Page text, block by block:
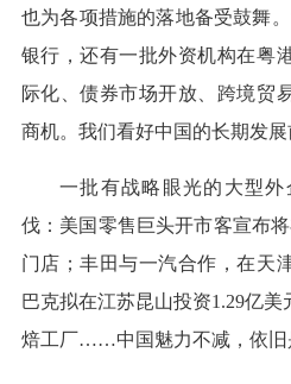
也为各项措施的落地备受鼓舞
银行，还有一批外资机构在粤
际化、债券市场开放、跨境贸
商机。我们看好中国的长期发展
一批有战略眼光的大型
伐：美国零售巨头开市客宣布
门店；丰田与一汽合作，在天
巴克拟在江苏昆山投资1.29亿
焙工厂……中国魅力不减，依旧